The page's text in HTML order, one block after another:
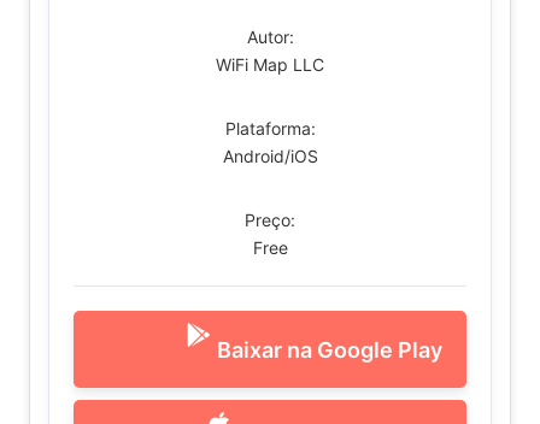
Autor:
WiFi Map LLC
Plataforma:
Android/iOS
Preço:
Free
Baixar na Google Play